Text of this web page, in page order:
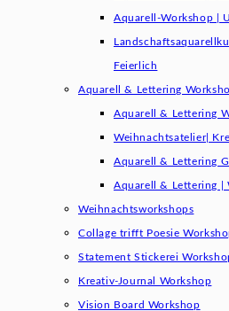
Aquarell-Workshop |
Feierlich
Aquarell & Lettering
Aquarell & Lettering
Weihnachtsatelier|
Aquarell & Lettering
Aquarell & Lettering |
Weihnachtsworkshops
Collage trifft Poesie
Statement Stickerei
Kreativ-Journal Workshop
Vision Board Workshop